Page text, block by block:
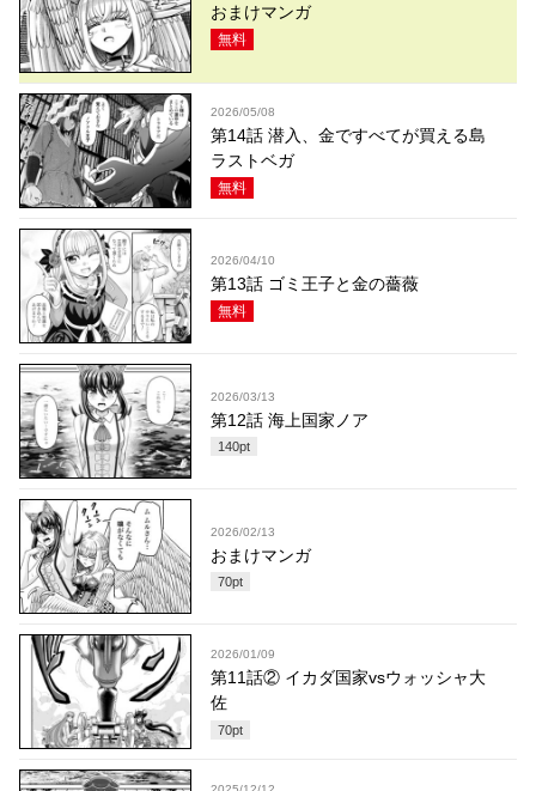
おまけマンガ
無料
2026/05/08
第14話 潜入、金ですべてが買える島
ラストベガ
無料
2026/04/10
第13話 ゴミ王子と金の薔薇
無料
2026/03/13
第12話 海上国家ノア
140pt
2026/02/13
おまけマンガ
70pt
2026/01/09
第11話② イカダ国家vsウォッシャ大
佐
70pt